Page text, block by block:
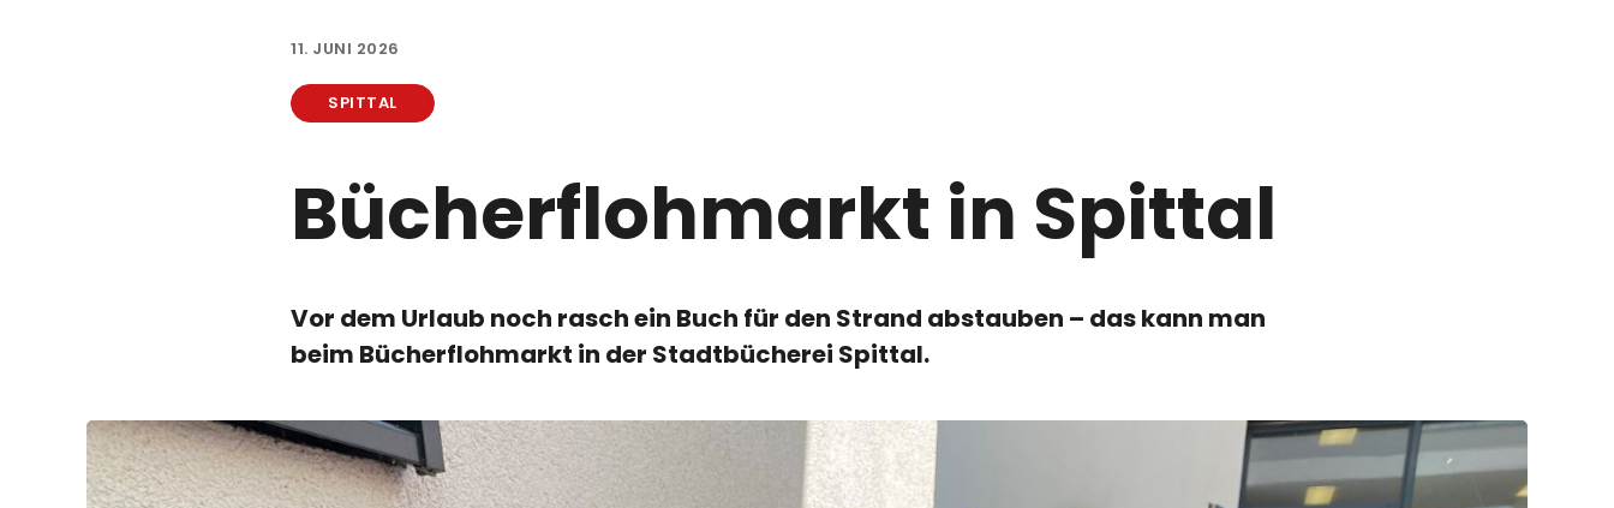
11. JUNI 2026
SPITTAL
Bücherflohmarkt in Spittal
Vor dem Urlaub noch rasch ein Buch für den Strand abstauben – das kann man
beim Bücherflohmarkt in der Stadtbücherei Spittal.